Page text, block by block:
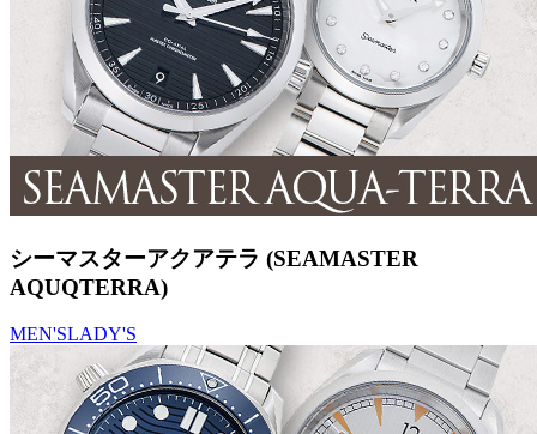
シーマスターアクアテラ (SEAMASTER
AQUQTERRA)
MEN'SLADY'S